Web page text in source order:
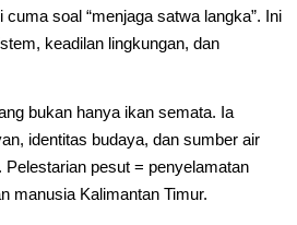
soal “menjaga satwa langka”. Ini
keadilan lingkungan, dan
bukan hanya ikan semata. Ia
identitas budaya, dan sumber air
Pelestarian pesut = penyelamatan
manusia Kalimantan Timur.